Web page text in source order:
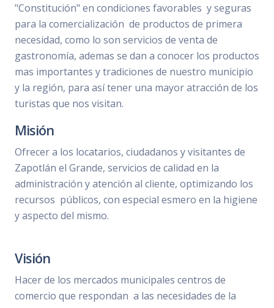
"Constitución" en condiciones favorables y seguras
para la comercialización de productos de primera
necesidad, como lo son servicios de venta de
gastronomía, ademas se dan a conocer los productos
mas importantes y tradiciones de nuestro municipio
y la región, para así tener una mayor atracción de los
turistas que nos visitan.
Misión
Ofrecer a los locatarios, ciudadanos y visitantes de
Zapotlán el Grande, servicios de calidad en la
administración y atención al cliente, optimizando los
recursos públicos, con especial esmero en la higiene
y aspecto del mismo.
Visión
Hacer de los mercados municipales centros de
comercio que respondan a las necesidades de la